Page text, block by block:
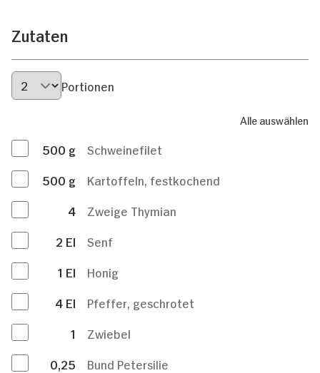
Zutaten
Portionen
Alle auswählen
500 g
Schweinefilet
500 g
Kartoffeln, festkochend
4
Zweige Thymian
2 El
Senf
1 El
Honig
4 El
Pfeffer, geschrotet
1
Zwiebel
0,25
Bund Petersilie